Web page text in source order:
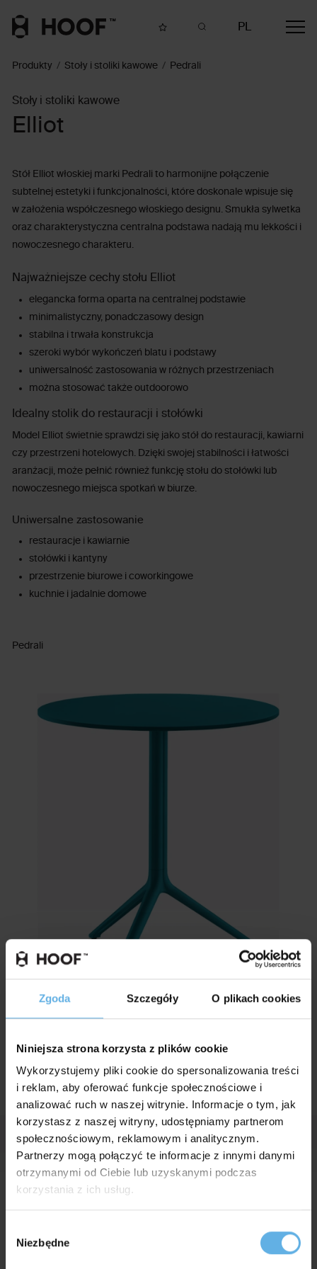
Zgoda Szczegóły O plikach cookies
Niniejsza strona korzysta z plików cookie
Wykorzystujemy pliki cookie do spersonalizowania treści
i reklam, aby oferować funkcje społecznościowe i
analizować ruch w naszej witrynie. Informacje o tym, jak
korzystasz z naszej witryny, udostępniamy partnerom
społecznościowym, reklamowym i analitycznym.
Partnerzy mogą połączyć te informacje z innymi danymi
otrzymanymi od Ciebie lub uzyskanymi podczas
korzystania z ich usług.
zgody
Niezbędne
PL
Produkty Stoły i stoliki kawowe Pedrali
Stoły i stoliki kawowe
Elliot
Stół Elliot włoskiej marki Pedrali to harmonijne połączenie
subtelnej estetyki i funkcjonalności, które doskonale wpisuje się
w założenia współczesnego włoskiego designu. Smukła sylwetka
oraz charakterystyczna centralna podstawa nadają mu lekkości i
nowoczesnego charakteru.
Najważniejsze cechy stołu Elliot
elegancka forma oparta na centralnej podstawie
minimalistyczny, ponadczasowy design
stabilna i trwała konstrukcja
szeroki wybór wykończeń blatu i podstawy
uniwersalność zastosowania w różnych przestrzeniach
można stosować także outdoorowo
Idealny stolik do restauracji i stołówki
Model Elliot świetnie sprawdzi się jako stół do restauracji, kawiarni
czy przestrzeni hotelowych. Dzięki swojej stabilności i łatwości
aranżacji, może pełnić również funkcję stołu do stołówki lub
nowoczesnego miejsca spotkań w biurze.
Uniwersalne zastosowanie
restauracje i kawiarnie
stołówki i kantyny
przestrzenie biurowe i coworkingowe
kuchnie i jadalnie domowe
Pedrali
Galeria